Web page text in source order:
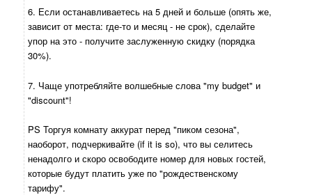
6. Если останавливаетесь на 5 дней и больше (опять же,
зависит от места: где-то и месяц - не срок), сделайте
упор на это - получите заслуженную скидку (порядка
30%).
7. Чаще употребляйте волшебные слова "my budget" и
"discount"!
PS Торгуя комнату аккурат перед "пиком сезона",
наоборот, подчеркивайте (if it is so), что вы селитесь
ненадолго и скоро освободите номер для новых гостей,
которые будут платить уже по "рождественскому
тарифу".